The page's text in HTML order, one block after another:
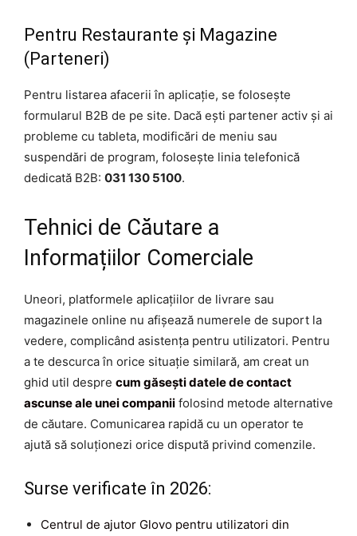
Pentru Restaurante și Magazine
(Parteneri)
Pentru listarea afacerii în aplicație, se folosește
formularul B2B de pe site. Dacă ești partener activ și ai
probleme cu tableta, modificări de meniu sau
suspendări de program, folosește linia telefonică
dedicată B2B: 031 130 5100.
Tehnici de Căutare a
Informațiilor Comerciale
Uneori, platformele aplicațiilor de livrare sau
magazinele online nu afișează numerele de suport la
vedere, complicând asistența pentru utilizatori. Pentru
a te descurca în orice situație similară, am creat un
ghid util despre cum găsești datele de contact
ascunse ale unei companii folosind metode alternative
de căutare. Comunicarea rapidă cu un operator te
ajută să soluționezi orice dispută privind comenzile.
Surse verificate în 2026:
Centrul de ajutor Glovo pentru utilizatori din